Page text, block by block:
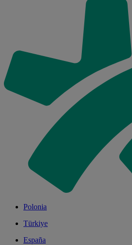
Polonia
Türkiye
España